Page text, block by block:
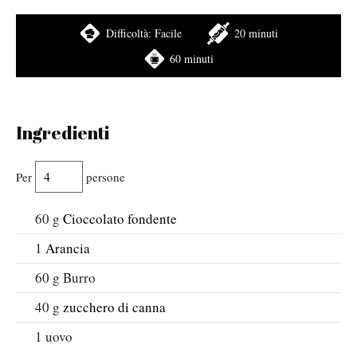
Difficoltà: Facile
20 minuti
60 minuti
Ingredienti
Per persone
60 g Cioccolato fondente
1 Arancia
60 g Burro
40 g zucchero di canna
1 uovo